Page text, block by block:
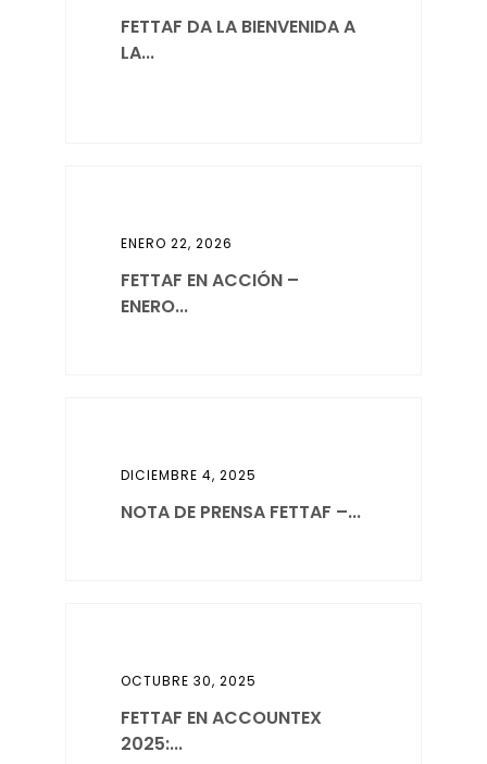
FETTAF DA LA BIENVENIDA A
LA...
ENERO 22, 2026
FETTAF EN ACCIÓN –
ENERO...
DICIEMBRE 4, 2025
NOTA DE PRENSA FETTAF –...
OCTUBRE 30, 2025
FETTAF EN ACCOUNTEX
2025:...